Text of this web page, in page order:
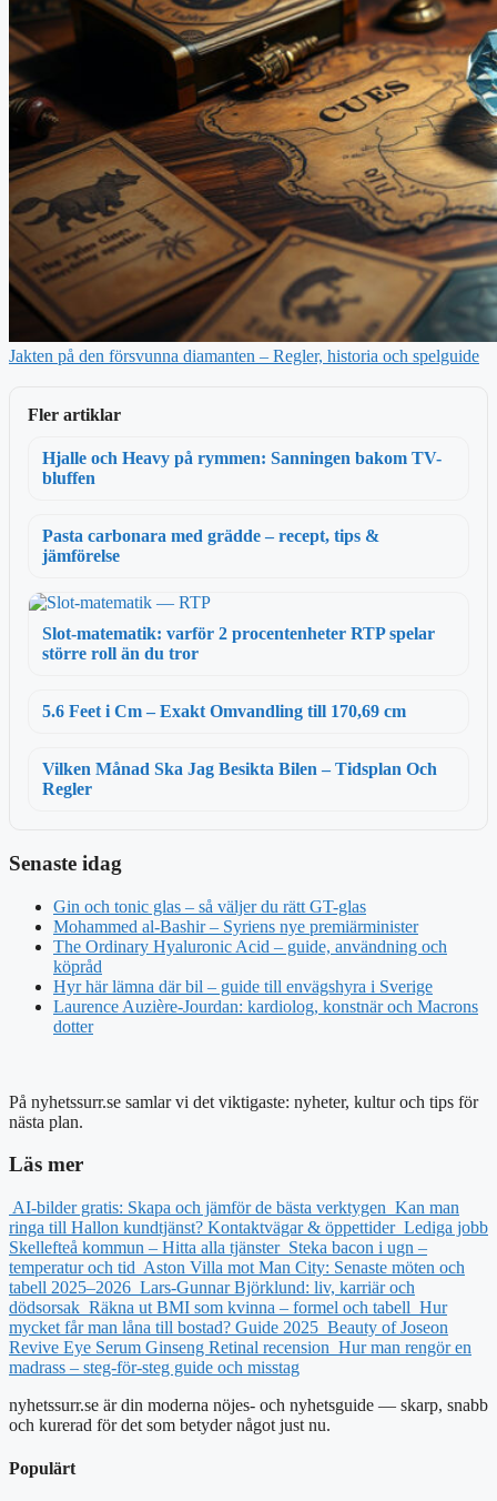
Jakten på den försvunna diamanten – Regler, historia och spelguide
Fler artiklar
Hjalle och Heavy på rymmen: Sanningen bakom TV-
bluffen
Pasta carbonara med grädde – recept, tips &
jämförelse
Slot-matematik: varför 2 procentenheter RTP spelar
större roll än du tror
5.6 Feet i Cm – Exakt Omvandling till 170,69 cm
Vilken Månad Ska Jag Besikta Bilen – Tidsplan Och
Regler
Senaste idag
Gin och tonic glas – så väljer du rätt GT-glas
Mohammed al-Bashir – Syriens nye premiärminister
The Ordinary Hyaluronic Acid – guide, användning och
köpråd
Hyr här lämna där bil – guide till envägshyra i Sverige
Laurence Auzière-Jourdan: kardiolog, konstnär och Macrons
dotter
På nyhetssurr.se samlar vi det viktigaste: nyheter, kultur och tips för
nästa plan.
Läs mer
AI-bilder gratis: Skapa och jämför de bästa verktygen Kan man
ringa till Hallon kundtjänst? Kontaktvägar & öppettider Lediga jobb
Skellefteå kommun – Hitta alla tjänster Steka bacon i ugn –
temperatur och tid Aston Villa mot Man City: Senaste möten och
tabell 2025–2026 Lars-Gunnar Björklund: liv, karriär och
dödsorsak Räkna ut BMI som kvinna – formel och tabell Hur
mycket får man låna till bostad? Guide 2025 Beauty of Joseon
Revive Eye Serum Ginseng Retinal recension Hur man rengör en
madrass – steg-för-steg guide och misstag
nyhetssurr.se är din moderna nöjes- och nyhetsguide — skarp, snabb
och kurerad för det som betyder något just nu.
Populärt